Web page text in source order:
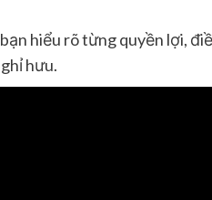
hiểu rõ từng quyền lợi,
hưu.